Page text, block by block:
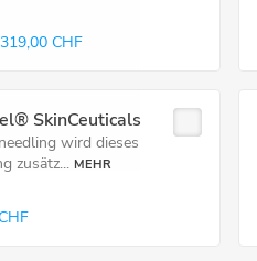
319,00 CHF
SkinCeuticals
wird dieses
zusätz... MEHR